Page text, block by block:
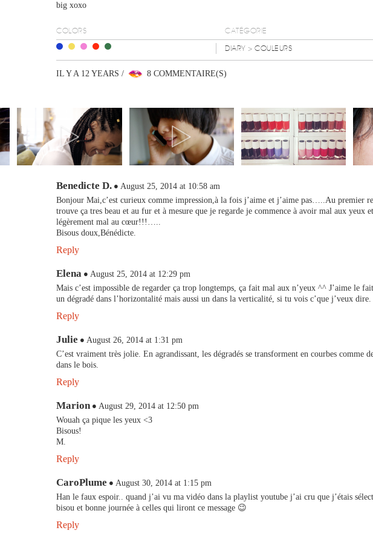
big xoxo
COLORS CATÉGORIE
DIARY > COULEURS
IL Y A 12 YEARS / 8 COMMENTAIRE(S)
Benedicte D.
August 25, 2014 at 10:58 am
Bonjour Mai,c’est curieux comme impression,à la fois j’aime et j’aime pas…..Au premier
trouve ça tres beau et au fur et à mesure que je regarde je commence à avoir mal aux yeux
légèrement mal au cœur!!!…..
Bisous doux,Bénédicte.
Reply
Elena
August 25, 2014 at 12:29 pm
Mais c’est impossible de regarder ça trop longtemps, ça fait mal aux n’yeux ^^ J’aime le
un dégradé dans l’horizontalité mais aussi un dans la verticalité, si tu vois c’que j’veux dire.
Reply
Julie
August 26, 2014 at 1:31 pm
C’est vraiment très jolie. En agrandissant, les dégradés se transforment en courbes comme
dans le bois.
Reply
Marion
August 29, 2014 at 12:50 pm
Wouah ça pique les yeux <3
Bisous!
M.
Reply
CaroPlume
August 30, 2014 at 1:15 pm
Han le faux espoir.. quand j’ai vu ma vidéo dans la playlist youtube j’ai cru que j’étais
bisou et bonne journée à celles qui liront ce message 😉
Reply